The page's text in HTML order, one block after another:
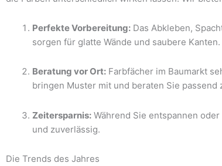
Perfekte Vorbereitung: Das Abkleben,
sorgen für glatte Wände und saubere Kanten.
Beratung vor Ort: Farbfächer im Baumarkt
bringen Muster mit und beraten Sie
Zeitersparnis: Während Sie entspannen
und zuverlässig.
Die Trends des Jahres